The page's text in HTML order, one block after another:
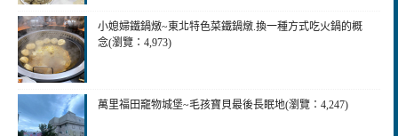
小媳婦鐵鍋燉~東北特色菜鐵鍋燉.換一種方式吃火鍋的概
念(瀏覽：4,973)
萬里福田竉物城堡~毛孩寶貝最後長眠地(瀏覽：4,247)